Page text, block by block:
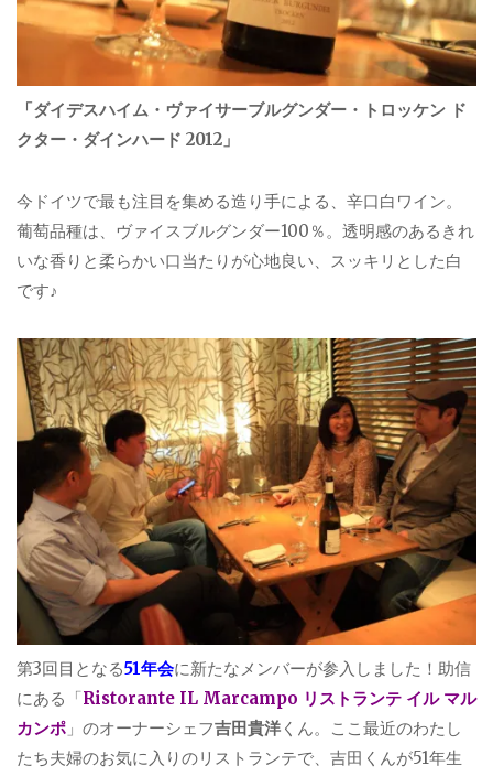
「ダイデスハイム・ヴァイサーブルグンダー・トロッケン ド
クター・ダインハード 2012」
今ドイツで最も注目を集める造り手による、辛口白ワイン。
葡萄品種は、ヴァイスブルグンダー100％。透明感のあるきれ
いな香りと柔らかい口当たりが心地良い、スッキリとした白
です♪
第3回目となる51年会に新たなメンバーが参入しました！助信
にある「Ristorante IL Marcampo リストランテ イル マル
カンポ 」のオーナーシェフ吉田貴洋 くん。ここ最近のわたし
たち夫婦のお気に入りのリストランテで、吉田くんが51年生